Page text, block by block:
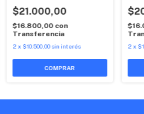
$21.000,00
$16.800,00 con
Transferencia
2 x $10.500,00 sin interés 2x